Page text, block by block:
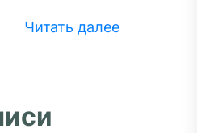
Читать далее